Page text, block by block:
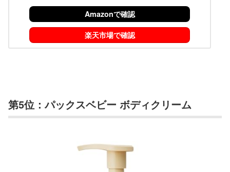
Amazonで確認
楽天市場で確認
第5位：パックスベビー ボディクリーム